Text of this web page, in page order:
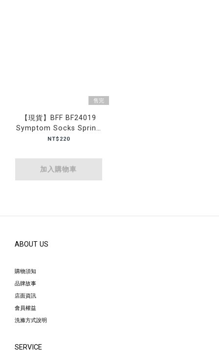
售完
【現貨】BFF BF24019
Symptom Socks Spring
Scream 春吶 刺繡 中筒襪
NT$220
加入購物車
ABOUT US
購物須知
品牌故事
店面資訊
會員權益
洗滌方式說明
SERVICE